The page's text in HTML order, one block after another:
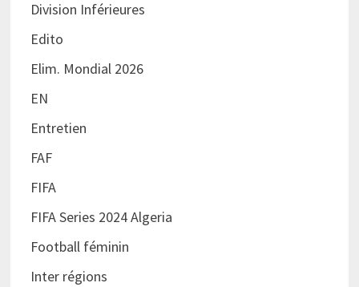
Division Inférieures
Edito
Elim. Mondial 2026
EN
Entretien
FAF
FIFA
FIFA Series 2024 Algeria
Football féminin
Inter régions